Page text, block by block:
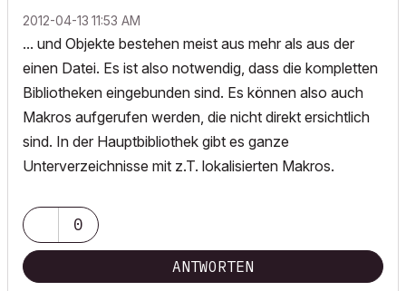
‎2012-04-13 11:53 AM
... und Objekte bestehen meist aus mehr als aus der
einen Datei. Es ist also notwendig, dass die kompletten
Bibliotheken eingebunden sind. Es können also auch
Makros aufgerufen werden, die nicht direkt ersichtlich
sind. In der Hauptbibliothek gibt es ganze
Unterverzeichnisse mit z.T. lokalisierten Makros.
0
ANTWORTEN